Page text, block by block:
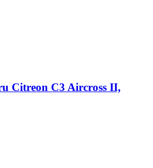
Citreon C3 Aircross II,